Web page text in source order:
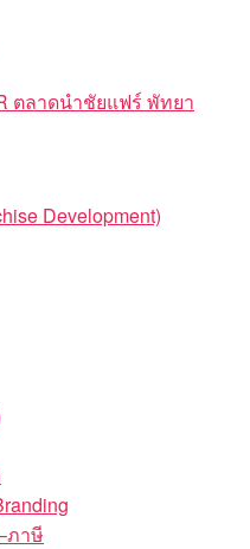
ตลาดนำชัยแฟร์ พัทยา
Development)
ภาษี